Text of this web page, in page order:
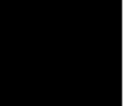
completos
minutos), esta película